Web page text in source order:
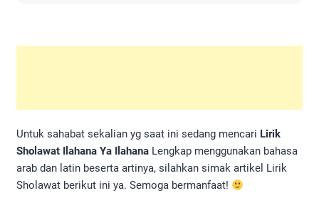
Untuk sahabat sekalian yg saat ini sedang mencari Lirik
Sholawat Ilahana Ya Ilahana Lengkap menggunakan bahasa
arab dan latin beserta artinya, silahkan simak artikel Lirik
Sholawat berikut ini ya. Semoga bermanfaat!